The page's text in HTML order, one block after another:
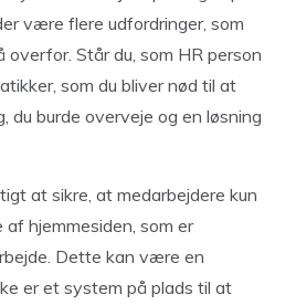
være flere udfordringer, som
overfor. Står du, som HR person
som du bliver nød til at
du burde overveje og en løsning
at sikre, at medarbejdere kun
hjemmesiden, som er
Dette kan være en
er et system på plads til at